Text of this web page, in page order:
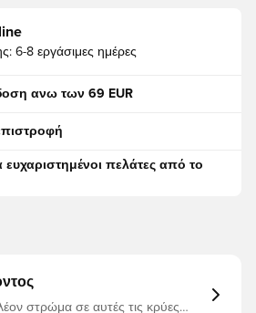
6-8 εργάσιμες ημέρες
ανω των 69 EUR
ευχαριστημένοι πελάτες από το
στρώμα σε αυτές τις κρύες